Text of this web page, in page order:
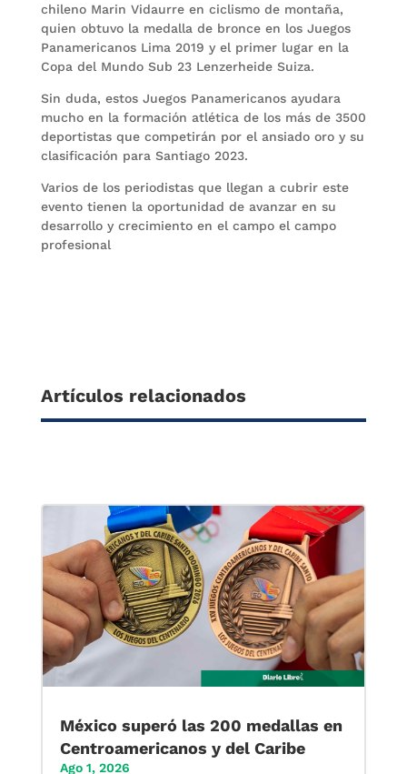
chileno Marin Vidaurre en ciclismo de montaña,
quien obtuvo la medalla de bronce en los Juegos
Panamericanos Lima 2019 y el primer lugar en la
Copa del Mundo Sub 23 Lenzerheide Suiza.
Sin duda, estos Juegos Panamericanos ayudara
mucho en la formación atlética de los más de 3500
deportistas que competirán por el ansiado oro y su
clasificación para Santiago 2023.
Varios de los periodistas que llegan a cubrir este
evento tienen la oportunidad de avanzar en su
desarrollo y crecimiento en el campo el campo
profesional
Artículos relacionados
México superó las 200 medallas en
Centroamericanos y del Caribe
Ago 1, 2026